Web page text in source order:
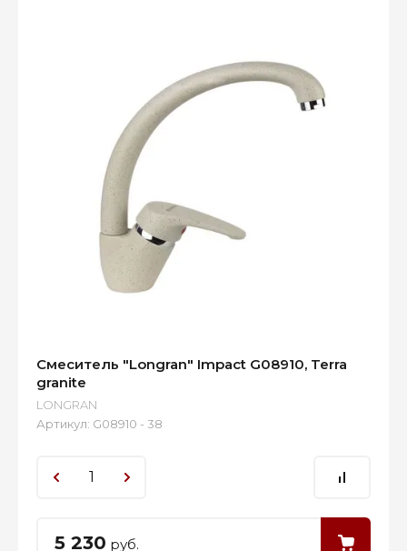
Смеситель "Longran" Impact G08910, Terra
granite
LONGRAN
Артикул: G08910 - 38
5 230 руб.